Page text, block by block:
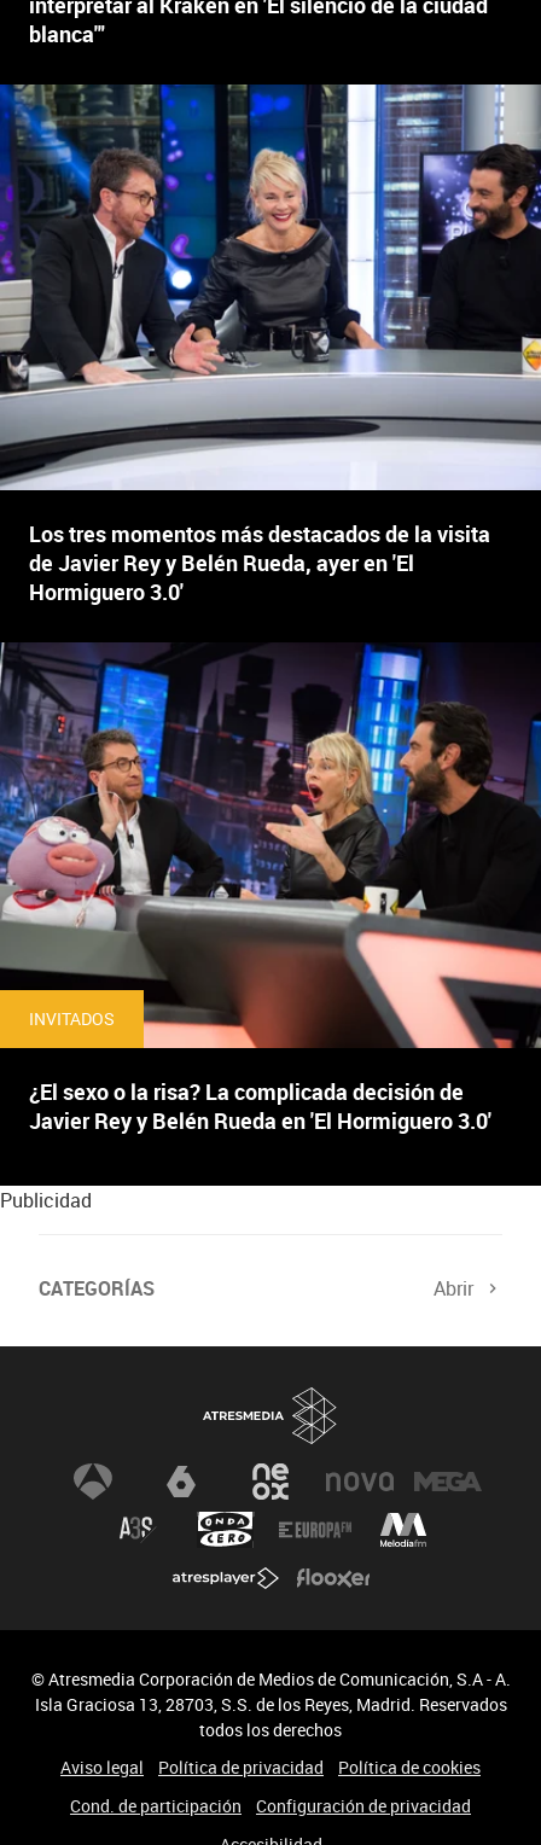
blanca'"
Los tres momentos más destacados de la visita
de Javier Rey y Belén Rueda, ayer en 'El
Hormiguero 3.0'
INVITADOS
¿El sexo o la risa? La complicada decisión de
Javier Rey y Belén Rueda en 'El Hormiguero 3.0'
Publicidad
CATEGORÍAS Abrir
El Silencio de la ciudad Blanca
© Atresmedia Corporación de Medios de Comunicación, S.A - A.
Isla Graciosa 13, 28703, S.S. de los Reyes, Madrid. Reservados
todos los derechos
Aviso legal
Política de privacidad
Política de cookies
Cond. de participación
Configuración de privacidad